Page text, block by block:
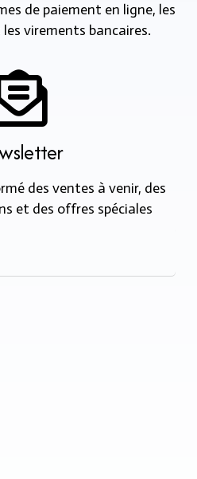
de paiement en ligne, les
virements bancaires.
des ventes à venir, des
et des offres spéciales